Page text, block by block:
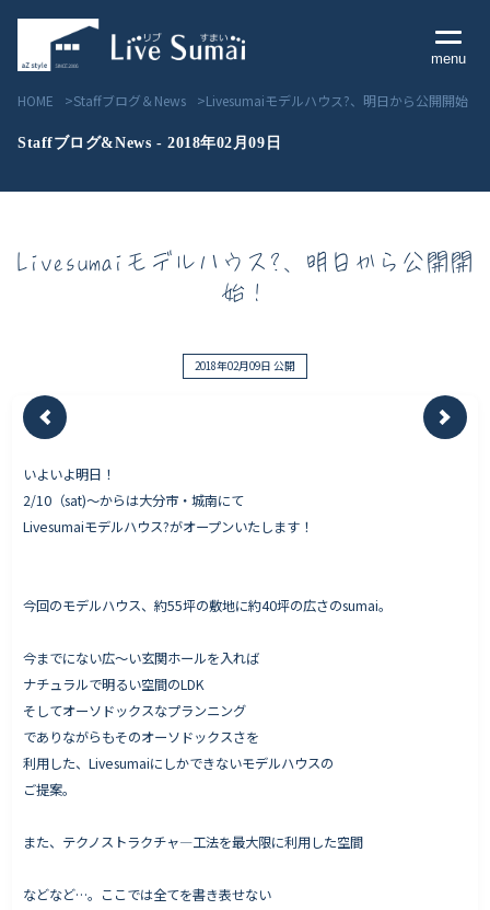
menu
Livesumai 住宅標準性能
物件情報
完成案内
よくいただくご質問
お役立ちコラム
会社情報
スタッフ紹介
HOME Staffブログ＆News Livesumaiモデルハウス?、明日から公開開始！
Staffブログ&News - 2018年02月09日
Livesumaiモデルハウス?、明日から公開開
始！
2018年02月09日 公開
いよいよ明日！
2/10（sat)〜からは大分市・城南にて
Livesumaiモデルハウス?がオープンいたします！
今回のモデルハウス、約55坪の敷地に約40坪の広さのsumai。
今までにない広〜い玄関ホールを入れば
ナチュラルで明るい空間のLDK
そしてオーソドックスなプランニング
でありながらもそのオーソドックスさを
利用した、Livesumaiにしかできないモデルハウスの
ご提案。
また、テクノストラクチャ―工法を最大限に利用した空間
などなど…。ここでは全てを書き表せない